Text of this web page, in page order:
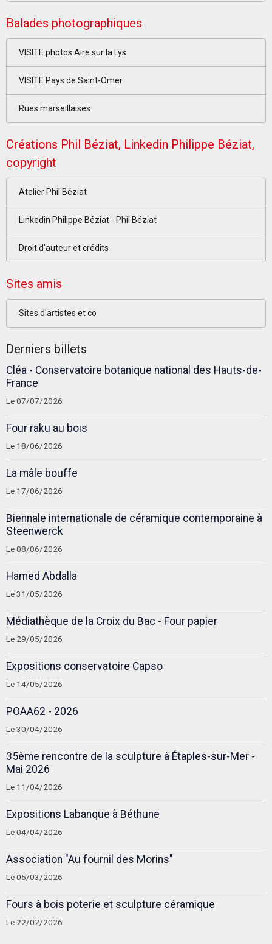
Balades photographiques
VISITE photos Aire sur la Lys
VISITE Pays de Saint-Omer
Rues marseillaises
Créations Phil Béziat, Linkedin Philippe Béziat,
copyright
Atelier Phil Béziat
Linkedin Philippe Béziat - Phil Béziat
Droit d'auteur et crédits
Sites amis
Sites d'artistes et co
Derniers billets
Cléa - Conservatoire botanique national des Hauts-de-
France
Le 07/07/2026
Four raku au bois
Le 18/06/2026
La mâle bouffe
Le 17/06/2026
Biennale internationale de céramique contemporaine à
Steenwerck
Le 08/06/2026
Hamed Abdalla
Le 31/05/2026
Médiathèque de la Croix du Bac - Four papier
Le 29/05/2026
Expositions conservatoire Capso
Le 14/05/2026
POAA62 - 2026
Le 30/04/2026
35ème rencontre de la sculpture à Étaples-sur-Mer -
Mai 2026
Le 11/04/2026
Expositions Labanque à Béthune
Le 04/04/2026
Association "Au fournil des Morins"
Le 05/03/2026
Fours à bois poterie et sculpture céramique
Le 22/02/2026